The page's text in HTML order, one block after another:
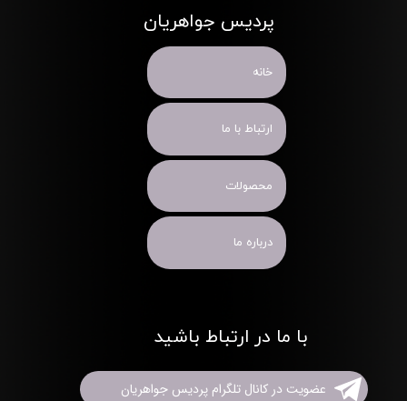
پردیس جواهریان
خانه
ارتباط با ما
محصولات
درباره ما
با ما در ارتباط باشید
عضویت در کانال تلگرام پردیس جواهریان